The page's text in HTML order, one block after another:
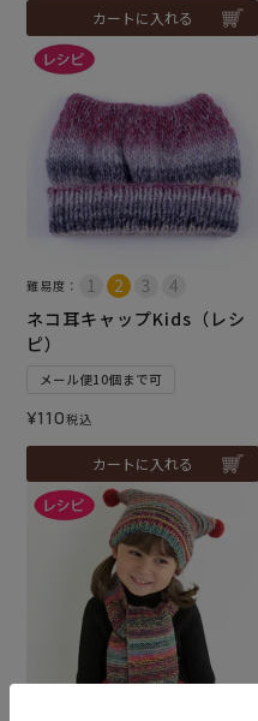
カートに入れる
難易度：
ネコ耳キャップKids（レシ
ピ）
メール便10個まで可
¥110税込
カートに入れる